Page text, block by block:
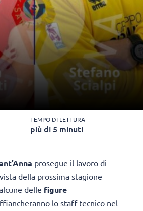
TEMPO DI LETTURA
più di 5 minuti
prosegue il lavoro di
della prossima stagione
delle figure
lo staff tecnico nel